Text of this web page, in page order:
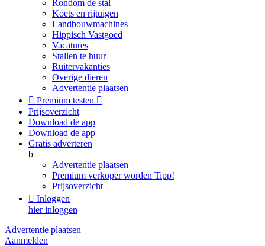
Rondom de stal
Koets en rijtuigen
Landbouwmachines
Hippisch Vastgoed
Vacatures
Stallen te huur
Ruitervakanties
Overige dieren
Advertentie plaatsen
 Premium testen 
Prijsoverzicht
Download de app
Download de app
Gratis adverteren
b
Advertentie plaatsen
Premium verkoper worden Tipp!
Prijsoverzicht
 Inloggen
hier inloggen
Advertentie plaatsen
Aanmelden